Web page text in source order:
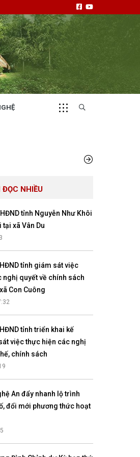
TƯ
tư
THUẬT
ĐỌC NHIỀU
tỉnh Nguyễn Như Khôi
xã Vân Du
tỉnh giám sát việc
nghị quyết về chính sách
Con Cuông
tỉnh triển khai kế
việc thực hiện các nghị
chính sách
An đẩy nhanh lộ trình
đổi mới phương thức hoạt